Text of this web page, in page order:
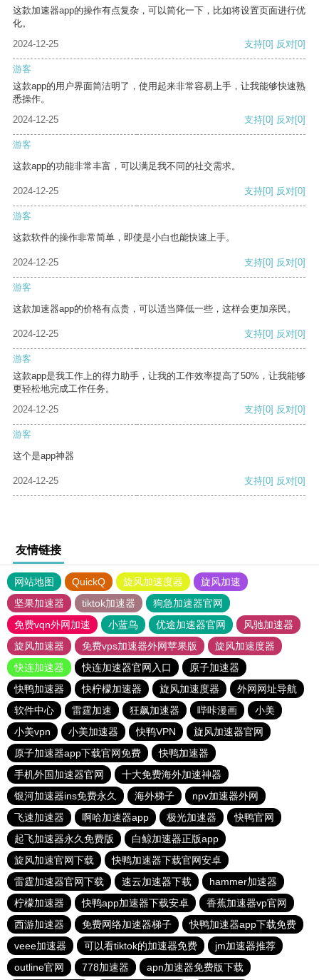
这款加速器app的操作有点复杂，可以简化一下，比如将设置页面进行优
化。
2024-12-25
支持[0] 反对[0]
游客
这款app的用户界面简洁明了，使用起来非常容易上手，让我能够快速熟
悉操作。
2024-12-25
支持[0] 反对[0]
游客
这款app的功能非常丰富，可以满足我不同的社交需求。
2024-12-25 支持[0] 反对[0]
游客
这款软件的操作非常简单，即使是小白也能快速上手。
2024-12-25 支持[0] 反对[0]
游客
这款加速器app的价格有点贵，可以适当降低一些，这样会更加亲民。
2024-12-25 支持[0] 反对[0]
游客
这款app是我工作上的得力助手，让我的工作效率提高了50%，让我能够
更轻松地完成工作任务。
2024-12-25
支持[0] 反对[0]
游客
这个是app神器
2024-12-25 支持[0] 反对[0]
友情链接
网站地图 QuickQ 旋风加速度器
旋风加速
坚果加速器
tiktok加速器
狗急加速器官网
免费vqn外网加速
小蓝鸟 优途加速器官网
风驰加速器
旋风加速器
免费vps加速器外网苹果版
旋风加速度器
快连加速器
快连加速器官网入口
原子加速器
快鸭加速器
快柠檬加速器 旋风加速度器
外网网址导航
软件中心
雷霆加速 狂飙加速器 哔咔漫画
小美
小美vpn
小美加速器 快鸭VPN
旋风加速器官网
原子加速器app下载官网免费
快鸭加速器
手机外国加速器官网
十大免费海外加速神器
银河加速器ins免费永久
海外梯子
npv加速器外网
飞速加速器
啊哈加速器app 极光加速器
快鸭官网
起飞加速器永久免费版
白鲸加速器正版app
旋风加速官网下载
快鸭加速器下载官网安卓
雷霆加速器官网下载
速云加速器下载
hammer加速器
柠檬加速器
快鸭app加速器下载安卓
香蕉加速器vp官网
西游加速器
免费网络加速器梯子
快鸭加速器app下载免费
veee加速器
可以看tiktok的加速器免费
jm加速器推荐
outline官网
778加速器 apn加速器免费版下载